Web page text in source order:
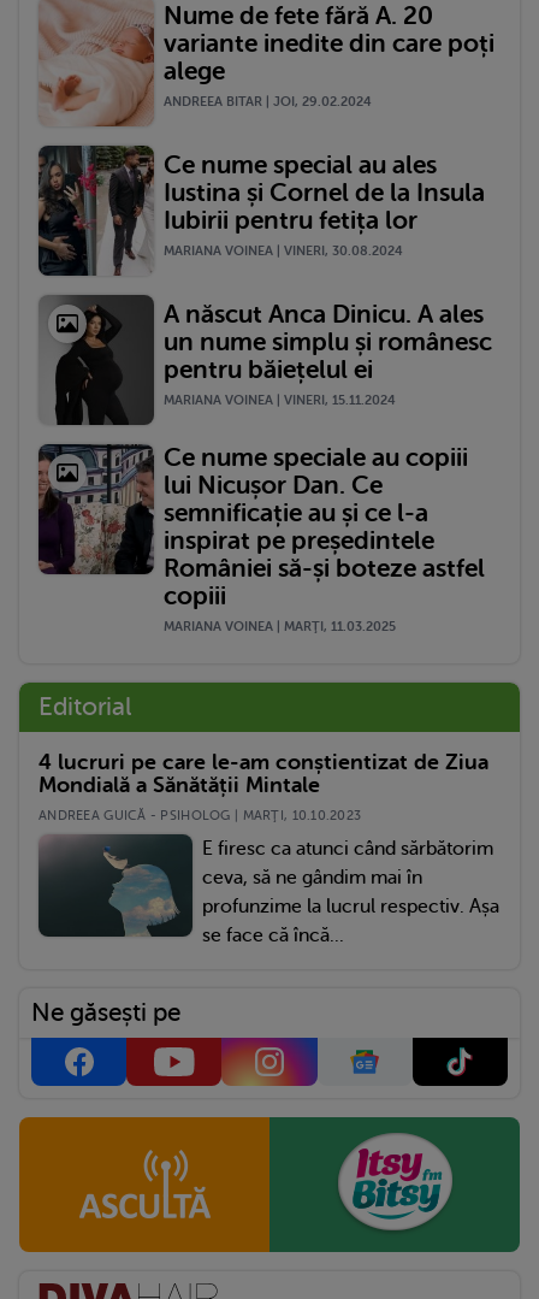
Nume de fete fără A. 20
variante inedite din care poți
alege
ANDREEA BITAR | JOI, 29.02.2024
Ce nume special au ales
Iustina și Cornel de la Insula
Iubirii pentru fetița lor
MARIANA VOINEA | VINERI, 30.08.2024
A născut Anca Dinicu. A ales
un nume simplu și românesc
pentru băiețelul ei
MARIANA VOINEA | VINERI, 15.11.2024
Ce nume speciale au copiii
lui Nicușor Dan. Ce
semnificație au și ce l-a
inspirat pe președintele
României să-și boteze astfel
copiii
MARIANA VOINEA | MARŢI, 11.03.2025
Editorial
4 lucruri pe care le-am conștientizat de Ziua
Mondială a Sănătății Mintale
ANDREEA GUICĂ - PSIHOLOG | MARŢI, 10.10.2023
E firesc ca atunci când sărbătorim
ceva, să ne gândim mai în
profunzime la lucrul respectiv. Așa
se face că încă...
Ne găsești pe